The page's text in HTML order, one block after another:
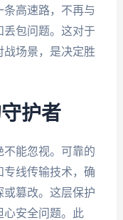
高速路，不再与
丢包问题。这对于
战场景，是决定胜
护者
不能忽视。可靠的
专线传输技术，确
篡改。这层保护
心安全问题。此